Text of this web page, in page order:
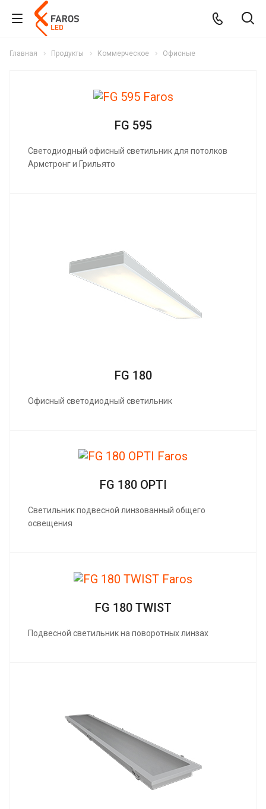
Главная Продукты Коммерческое Офисные
FG 595
Светодиодный офисный светильник для потолков
Армстронг и Грильято
FG 180
Офисный светодиодный светильник
FG 180 OPTI
Светильник подвесной линзованный общего
освещения
FG 180 TWIST
Подвесной светильник на поворотных линзах